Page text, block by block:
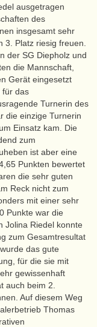
ausgetragen
des
insgesamt sehr
Platz riesig freuen.
der SG Diepholz und
die Mannschaft,
Gerät eingesetzt
für das
Turnerin des
die einzige Turnerin
Einsatz kam. Die
zum
ist aber eine
Punkten bewertet
die sehr guten
Reck nicht zum
mit einer sehr
Punkte war die
Jolina Riedel konnte
zum Gesamtresultat
das gute
für die sie mit
gewissenhaft
auch beim 2.
Auf diesem Weg
Thomas